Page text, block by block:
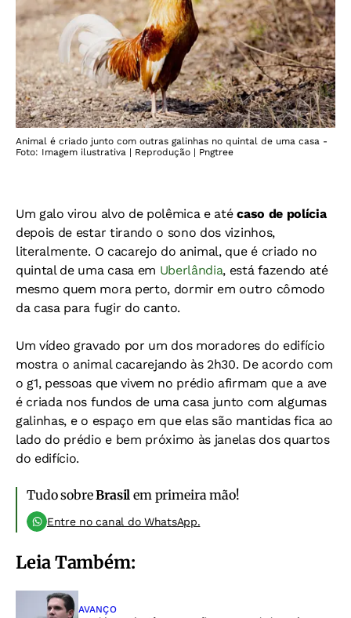
Animal é criado junto com outras galinhas no quintal de uma casa -
Foto: Imagem ilustrativa | Reprodução | Pngtree
Um galo virou alvo de polêmica e atécaso de polícia
depois de estar tirando o sono dos vizinhos,
literalmente. O cacarejo do animal, que é criado no
quintal de uma casa em Uberlândia, está fazendo até
mesmo quem mora perto, dormir em outro cômodo
da casa para fugir do canto.
Um vídeo gravado por um dos moradores do edifício
mostra o animal cacarejando às 2h30. De acordo com
o g1, pessoas que vivem no prédio afirmam que a ave
é criada nos fundos de uma casa junto com algumas
galinhas, e o espaço em que elas são mantidas fica ao
lado do prédio e bem próximo às janelas dos quartos
do edifício.
Tudo sobreBrasil em primeira mão!
Entre no canal do WhatsApp.
Leia Também:
AVANÇO